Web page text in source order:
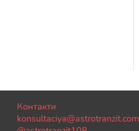
Контакти
konsultaciya@astrotranzit.com